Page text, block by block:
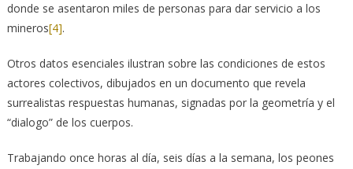
donde se asentaron miles de personas para dar servicio a los
mineros[4].
Otros datos esenciales ilustran sobre las condiciones de estos
actores colectivos, dibujados en un documento que revela
surrealistas respuestas humanas, signadas por la geometría y el
“dialogo” de los cuerpos.
Trabajando once horas al día, seis días a la semana, los peones